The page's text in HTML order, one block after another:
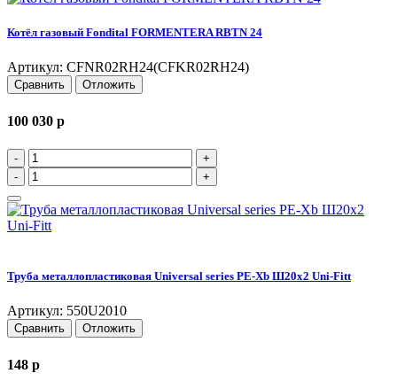
Котёл газовый Fondital FORMENTERA RBTN 24
Артикул: CFNR02RH24(CFKR02RH24)
Сравнить Отложить
100 030 p
-
+
-
+
Труба металлопластиковая Universal series PE-Xb Ш20x2 Uni-Fitt
Артикул: 550U2010
Сравнить Отложить
148 p